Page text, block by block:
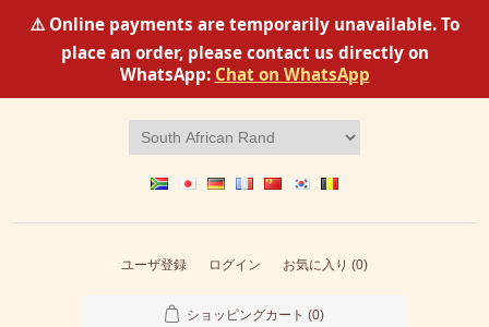
⚠️ Online payments are temporarily unavailable. To
place an order, please contact us directly on
WhatsApp: Chat on WhatsApp
ユーザ登録 ログイン お気に入り (0)
ショッピングカート (0)